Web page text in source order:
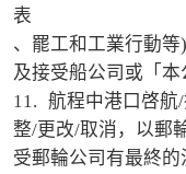
表
、罷工和工業行動
及接受船公司或「本
11.	航程中港口啓航/抵達/停靠時間會按航行情況有所調
整/更改/取消，以郵
受郵輪公司有最終